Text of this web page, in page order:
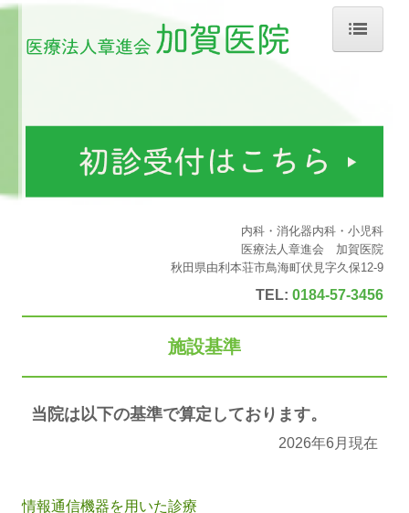
診療のご案内
施設基準
内科・消化器内科・小児科
医療法人章進会 加賀医院
秋田県由利本荘市鳥海町伏見字久保12-9
TEL: 0184-57-3456
施設基準
当院は以下の基準で算定しております。
2026年6月現在
情報通信機器を用いた診療